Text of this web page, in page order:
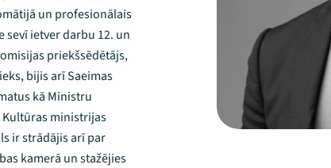
un profesionālais
ietver darbu 12. un
priekšsēdētājs,
bijis arī Saeimas
kā Ministru
ministrijas
ir strādājis arī par
kamerā un stažējies